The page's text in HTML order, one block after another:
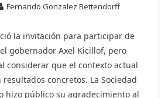
Fernando Gonzalez Bettendorff
la invitación para participar de
gobernador Axel Kicillof, pero
considerar que el contexto actual
concretos. La Sociedad
hizo público su agradecimiento al